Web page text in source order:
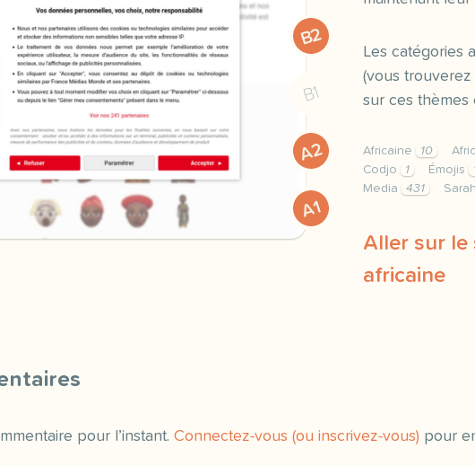
B2
B1
A2
A1
Les catégories
(vous
sur ces thèmes
Africaine 10
Codjo
1 Émojis
Media
431 Sarah
Aller sur le
africaine
pour l’instant. Connectez-vous (ou inscrivez-vous) pour